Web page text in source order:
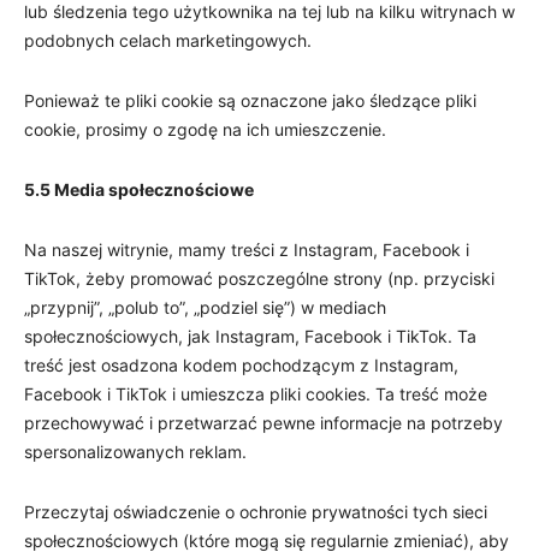
lub śledzenia tego użytkownika na tej lub na kilku witrynach w
podobnych celach marketingowych.
Ponieważ te pliki cookie są oznaczone jako śledzące pliki
cookie, prosimy o zgodę na ich umieszczenie.
5.5 Media społecznościowe
Na naszej witrynie, mamy treści z Instagram, Facebook i
TikTok, żeby promować poszczególne strony (np. przyciski
„przypnij”, „polub to”, „podziel się”) w mediach
społecznościowych, jak Instagram, Facebook i TikTok. Ta
treść jest osadzona kodem pochodzącym z Instagram,
Facebook i TikTok i umieszcza pliki cookies. Ta treść może
przechowywać i przetwarzać pewne informacje na potrzeby
spersonalizowanych reklam.
Przeczytaj oświadczenie o ochronie prywatności tych sieci
społecznościowych (które mogą się regularnie zmieniać), aby